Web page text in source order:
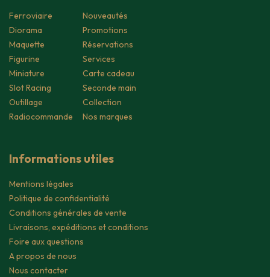
Ferroviaire
Diorama
Maquette
Figurine
Miniature
Slot Racing
Outillage
Radiocommande
Nouveautés
Promotions
Réservations
Services
Carte cadeau
Seconde main
Collection
Nos marques
Informations utiles
Mentions légales
Politique de confidentialité
Conditions générales de vente
Livraisons, expéditions et conditions
Foire aux questions
A propos de nous
Nous contacter